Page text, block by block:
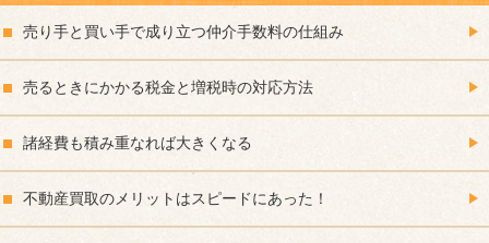
売り手と買い手で成り立つ仲介手数料の仕組み
売るときにかかる税金と増税時の対応方法
諸経費も積み重なれば大きくなる
不動産買取のメリットはスピードにあった！